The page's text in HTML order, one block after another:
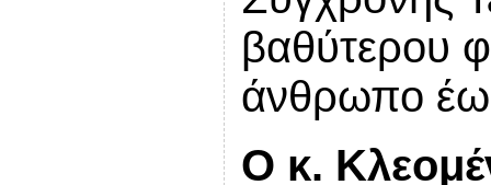
βαθύτερου
άνθρωπο
Ο κ.